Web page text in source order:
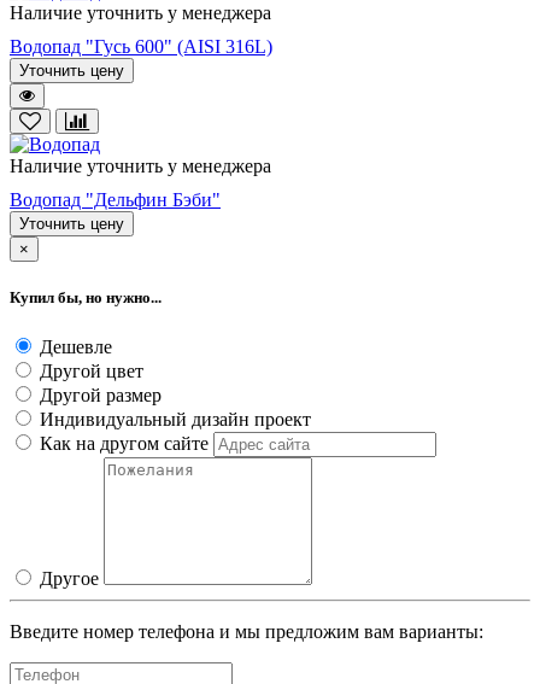
Наличие уточнить у менеджера
Водопад "Гусь 600" (AISI 316L)
Уточнить цену
Наличие уточнить у менеджера
Водопад "Дельфин Бэби"
Уточнить цену
×
Купил бы, но нужно...
Дешевле
Другой цвет
Другой размер
Индивидуальный дизайн проект
Как на другом сайте
Другое
Введите номер телефона и мы предложим вам варианты: